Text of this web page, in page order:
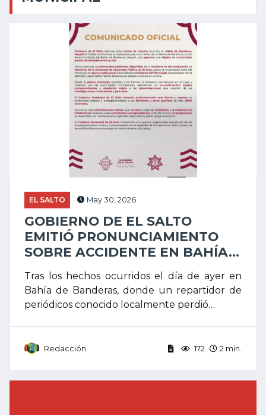
EL SALTO May 30, 2026
GOBIERNO DE EL SALTO
EMITIÓ PRONUNCIAMIENTO
SOBRE ACCIDENTE EN BAHÍA...
Tras los hechos ocurridos el día de ayer en
Bahía de Banderas, donde un repartidor de
periódicos conocido localmente perdió…
Redacción 172 2 min.